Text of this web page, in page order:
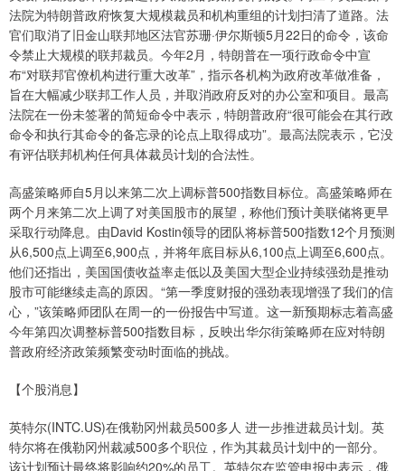
法院为特朗普政府恢复大规模裁员和机构重组的计划扫清了道路。法
官们取消了旧金山联邦地区法官苏珊·伊尔斯顿5月22日的命令，该命
令禁止大规模的联邦裁员。今年2月，特朗普在一项行政命令中宣
布“对联邦官僚机构进行重大改革”，指示各机构为政府改革做准备，
旨在大幅减少联邦工作人员，并取消政府反对的办公室和项目。最高
法院在一份未签署的简短命令中表示，特朗普政府“很可能会在其行政
命令和执行其命令的备忘录的论点上取得成功”。最高法院表示，它没
有评估联邦机构任何具体裁员计划的合法性。
高盛策略师自5月以来第二次上调标普500指数目标位。高盛策略师在
两个月来第二次上调了对美国股市的展望，称他们预计美联储将更早
采取行动降息。由David Kostin领导的团队将标普500指数12个月预测
从6,500点上调至6,900点，并将年底目标从6,100点上调至6,600点。
他们还指出，美国国债收益率走低以及美国大型企业持续强劲是推动
股市可能继续走高的原因。“第一季度财报的强劲表现增强了我们的信
心，”该策略师团队在周一的一份报告中写道。这一新预期标志着高盛
今年第四次调整标普500指数目标，反映出华尔街策略师在应对特朗
普政府经济政策频繁变动时面临的挑战。
【个股消息】
英特尔(INTC.US)在俄勒冈州裁员500多人 进一步推进裁员计划。英
特尔将在俄勒冈州裁减500多个职位，作为其裁员计划中的一部分。
该计划预计最终将影响约20%的员工。英特尔在监管申报中表示，俄